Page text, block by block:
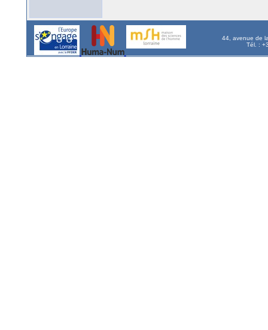
44, avenue de
Tél. :